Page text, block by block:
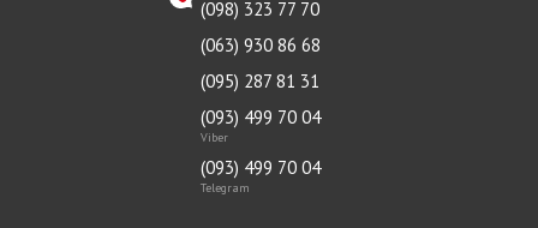
(098) 323 77 70
(063) 930 86 68
(095) 287 81 31
(093) 499 70 04
Viber
(093) 499 70 04
Telegram